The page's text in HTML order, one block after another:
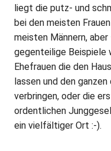
liegt die putz- und
bei den meisten
meisten Männern,
gegenteilige Beispiele
Ehefrauen die den
lassen und den
verbringen, oder die
ordentlichen
ein vielfältiger Ort :-).